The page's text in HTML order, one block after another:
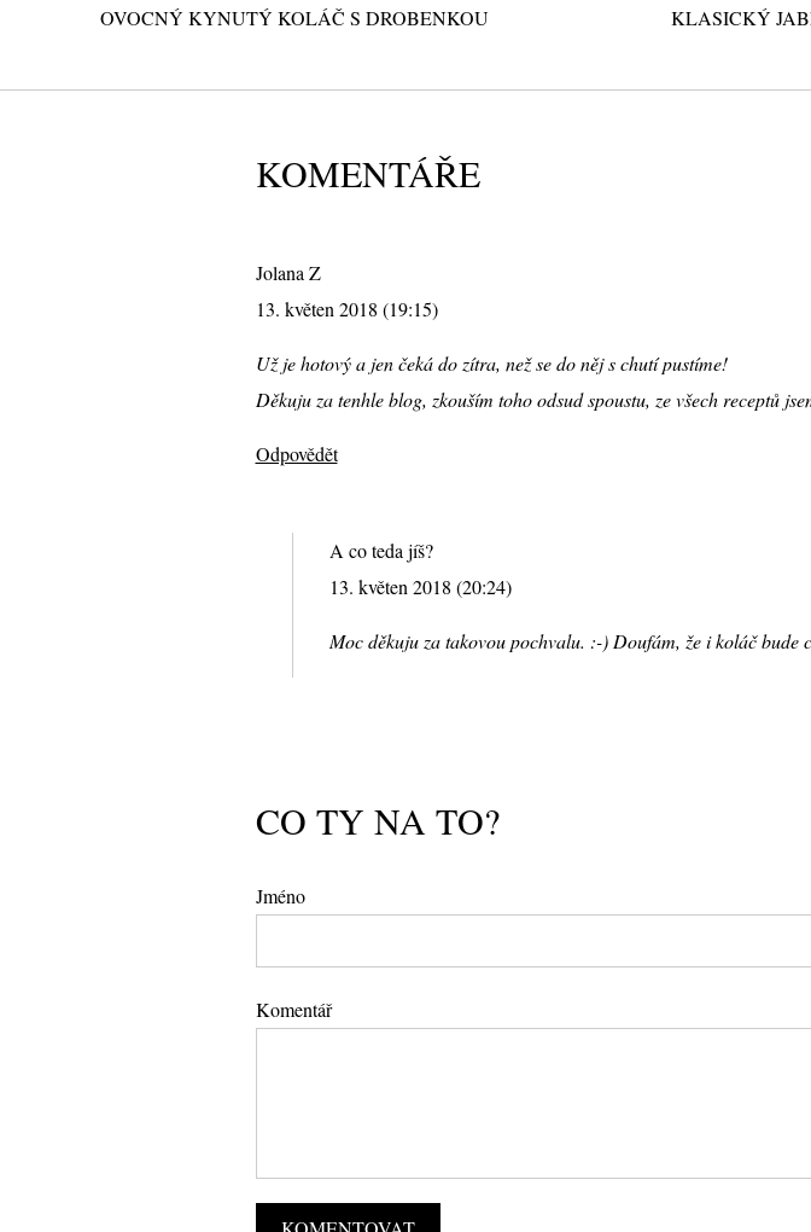
OVOCNÝ KYNUTÝ KOLÁČ S DROBENKOU KLASICKÝ
KOMENTÁŘE
Jolana Z
13. květen 2018 (19:15)
Už je hotový a jen čeká do zítra, než se do něj s chutí pustíme!
Děkuju za tenhle blog, zkouším toho odsud spoustu, ze všech receptů
Odpovědět
A co teda jíš?
13. květen 2018 (20:24)
Moc děkuju za takovou pochvalu. :-) Doufám, že i koláč bude
CO TY NA TO?
Jméno
Komentář